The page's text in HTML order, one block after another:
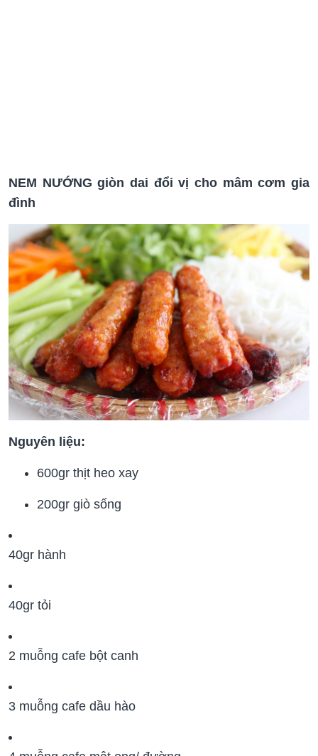
NEM NƯỚNG giòn dai đổi vị cho mâm cơm gia
đình
Nguyên liệu:
600gr thịt heo xay
200gr giò sống
40gr hành
40gr tỏi
2 muỗng cafe bột canh
3 muỗng cafe dầu hào